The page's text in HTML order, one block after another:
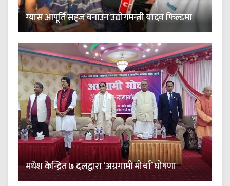
ग्यास आपूर्ति सहज बनाउन उद्योगमन्त्री यादव फिल्डमा
मधेश केन्द्रित ७ दलद्वारा ‘अग्रगामी मोर्चा’ घोषणा